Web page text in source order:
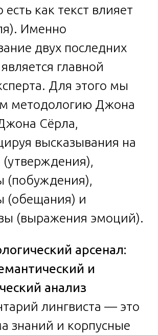
как текст влияет
Именно
двух последних
главной
Для этого мы
методологию Джона
Сёрла,
высказывания на
(утверждения),
(побуждения),
(обещания) и
(выражения эмоций).
арсенал:
и
анализ
лингвиста — это
знаний и корпусные